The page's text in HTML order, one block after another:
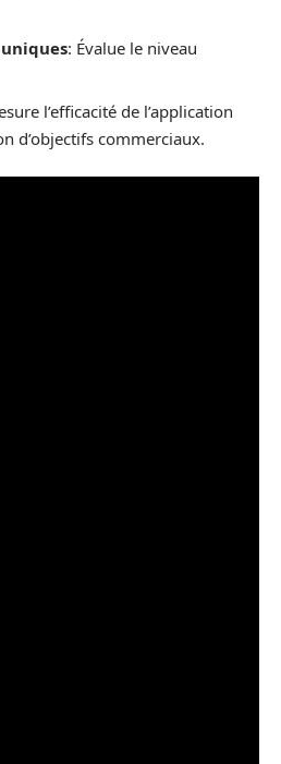
: Évalue le niveau
l’efficacité de l’application
d’objectifs commerciaux.